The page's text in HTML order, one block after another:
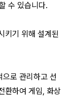
수 있습니다.
키기 위해 설계된
로 관리하고 선
환하여 게임, 화상